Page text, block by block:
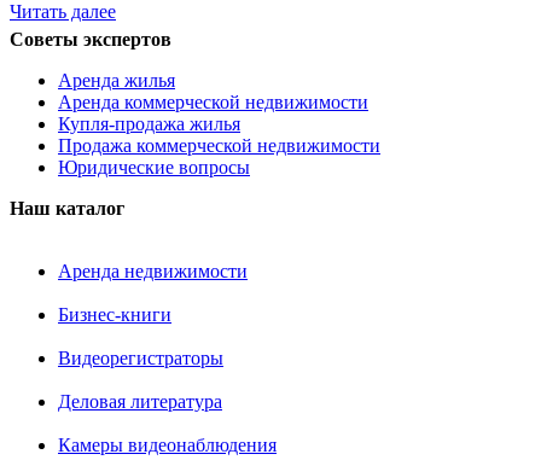
Читать далее
Советы экспертов
Аренда жилья
Аренда коммерческой недвижимости
Купля-продажа жилья
Продажа коммерческой недвижимости
Юридические вопросы
Наш каталог
Аренда недвижимости
Бизнес-книги
Видеорегистраторы
Деловая литература
Камеры видеонаблюдения